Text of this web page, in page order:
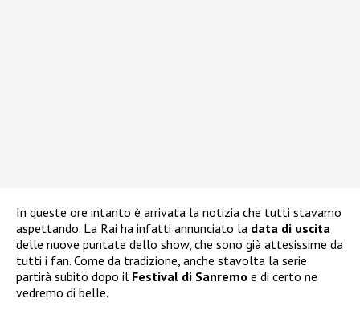
In queste ore intanto è arrivata la notizia che tutti stavamo
aspettando. La Rai ha infatti annunciato la data di uscita
delle nuove puntate dello show, che sono già attesissime da
tutti i fan. Come da tradizione, anche stavolta la serie
partirà subito dopo il Festival di Sanremo e di certo ne
vedremo di belle.